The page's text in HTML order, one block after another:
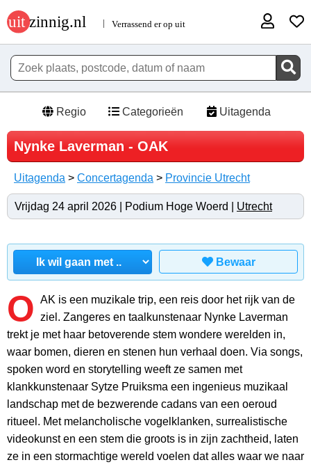
Regio Categorieën Uitagenda
Nynke Laverman - OAK
Uitagenda > Concertagenda > Provincie Utrecht
Vrijdag 24 april 2026 | Podium Hoge Woerd | Utrecht
Bewaar
O AK is een muzikale trip, een reis door het rijk van de
ziel. Zangeres en taalkunstenaar Nynke Laverman
trekt je met haar betoverende stem wondere werelden in,
waar bomen, dieren en stenen hun verhaal doen. Via songs,
spoken word en storytelling weeft ze samen met
klankkunstenaar Sytze Pruiksma een ingenieus muzikaal
landschap met de bezwerende cadans van een oeroud
ritueel. Met melancholische vogelklanken, surrealistische
videokunst en een stem die groots is in zijn zachtheid, laten
ze in een stormachtige wereld voelen dat alles waar we naar